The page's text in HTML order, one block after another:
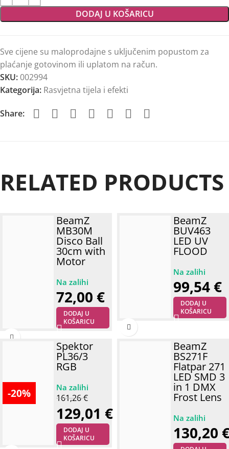
DODAJ U KOŠARICU
Sve cijene su maloprodajne s uključenim popustom za
plaćanje gotovinom ili uplatom na račun.
SKU: 002994
Kategorija: Rasvjetna tijela i efekti
Share:
RELATED PRODUCTS
BeamZ
MB30M
Disco Ball
30cm with
Motor
72,00 €
DODAJ U
KOŠARICU
BeamZ
BUV463
LED UV
FLOOD
99,54 €
DODAJ U
KOŠARICU
-20%
Spektor
PL36/3
RGB
161,26€
129,01 €
DODAJ U
KOŠARICU
BeamZ
BS271F
Flatpar 271
LED SMD 3
in 1 DMX
Frost Lens
130,20